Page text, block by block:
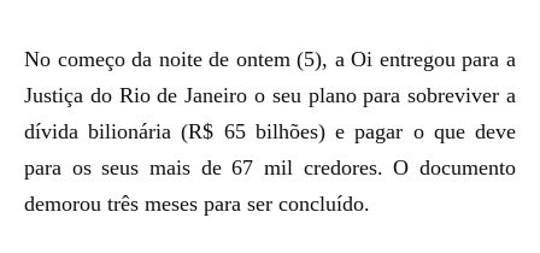
No começo da noite de ontem (5), a Oi entregou para a
Justiça do Rio de Janeiro o seu plano para sobreviver a
dívida bilionária (R$ 65 bilhões) e pagar o que deve
para os seus mais de 67 mil credores. O documento
demorou três meses para ser concluído.